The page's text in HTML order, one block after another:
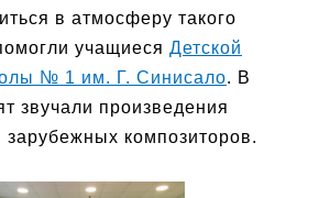
в атмосферу такого
учащиеся Детской
№ 1 им. Г. Синисало. В
звучали произведения
зарубежных композиторов.